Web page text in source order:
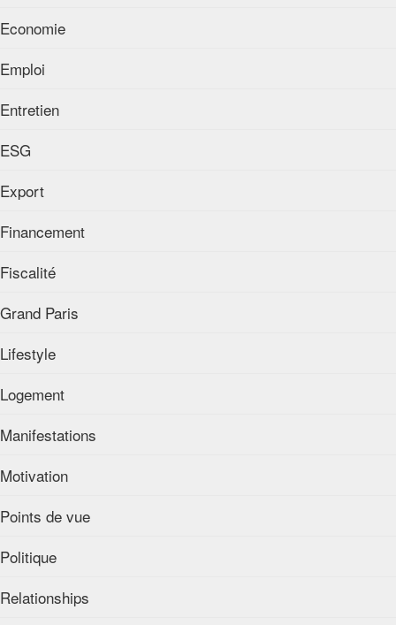
Economie
Emploi
Entretien
ESG
Export
Financement
Fiscalité
Grand Paris
Lifestyle
Logement
Manifestations
Motivation
Points de vue
Politique
Relationships